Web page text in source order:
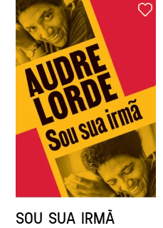
SOU SUA IRMÃ